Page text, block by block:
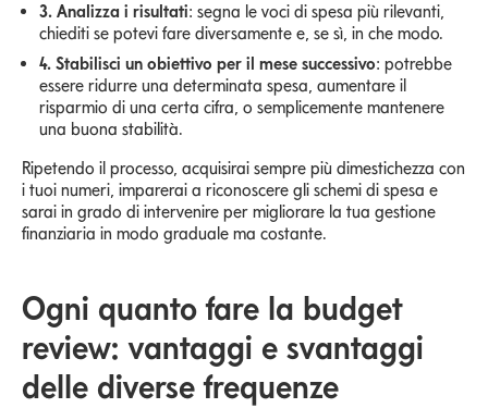
3. Analizza i risultati: segna le voci di spesa più rilevanti,
chiediti se potevi fare diversamente e, se sì, in che modo.
4. Stabilisci un obiettivo per il mese successivo: potrebbe
essere ridurre una determinata spesa, aumentare il
risparmio di una certa cifra, o semplicemente mantenere
una buona stabilità.
Ripetendo il processo, acquisirai sempre più dimestichezza con
i tuoi numeri, imparerai a riconoscere gli schemi di spesa e
sarai in grado di intervenire per migliorare la tua gestione
finanziaria in modo graduale ma costante.
Ogni quanto fare la budget
review: vantaggi e svantaggi
delle diverse frequenze